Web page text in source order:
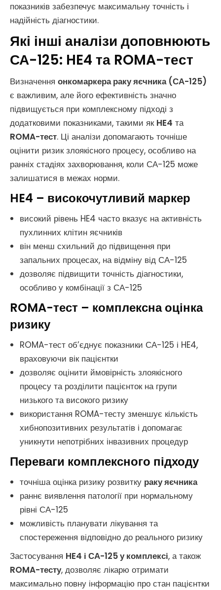
показників забезпечує максимальну точність і
надійність діагностики.
Які інші аналізи доповнюють
СА-125: HE4 та ROMA-тест
Визначення онкомаркера раку яєчника (СА-125)
є важливим, але його ефективність значно
підвищується при комплексному підході з
додатковими показниками, такими як HE4 та
ROMA-тест. Ці аналізи допомагають точніше
оцінити ризик злоякісного процесу, особливо на
ранніх стадіях захворювання, коли СА-125 може
залишатися в межах норми.
HE4 – високочутливий маркер
високий рівень HE4 часто вказує на активність
пухлинних клітин яєчників
він менш схильний до підвищення при
запальних процесах, на відміну від СА-125
дозволяє підвищити точність діагностики,
особливо у комбінації з СА-125
ROMA-тест – комплексна оцінка
ризику
ROMA-тест об’єднує показники СА-125 і HE4,
враховуючи вік пацієнтки
дозволяє оцінити ймовірність злоякісного
процесу та розділити пацієнток на групи
низького та високого ризику
використання ROMA-тесту зменшує кількість
хибнопозитивних результатів і допомагає
уникнути непотрібних інвазивних процедур
Переваги комплексного підходу
точніша оцінка ризику розвитку раку яєчника
раннє виявлення патології при нормальному
рівні СА-125
можливість планувати лікування та
спостереження відповідно до реального ризику
Застосування HE4 і СА-125 у комплексі, а також
ROMA-тесту, дозволяє лікарю отримати
максимально повну інформацію про стан пацієнтки